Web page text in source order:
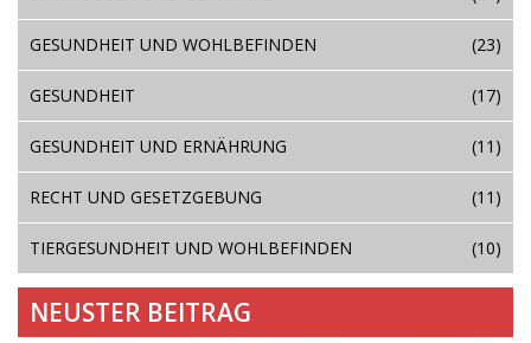
GESUNDHEIT UND WOHLBEFINDEN (23)
GESUNDHEIT (17)
GESUNDHEIT UND ERNÄHRUNG (11)
RECHT UND GESETZGEBUNG (11)
TIERGESUNDHEIT UND WOHLBEFINDEN (10)
NEUSTER BEITRAG